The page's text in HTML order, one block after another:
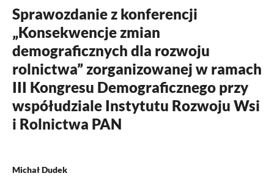
Sprawozdanie z konferencji
„Konsekwencje zmian
demograficznych dla rozwoju
rolnictwa” zorganizowanej w ramach
III Kongresu Demograficznego przy
współudziale Instytutu Rozwoju Wsi
i Rolnictwa PAN
Michał Dudek